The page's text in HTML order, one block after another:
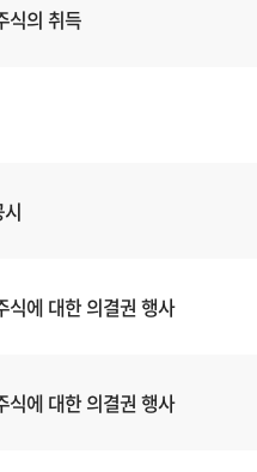
식의 취득
식에 대한 의결권 행사
식에 대한 의결권 행사